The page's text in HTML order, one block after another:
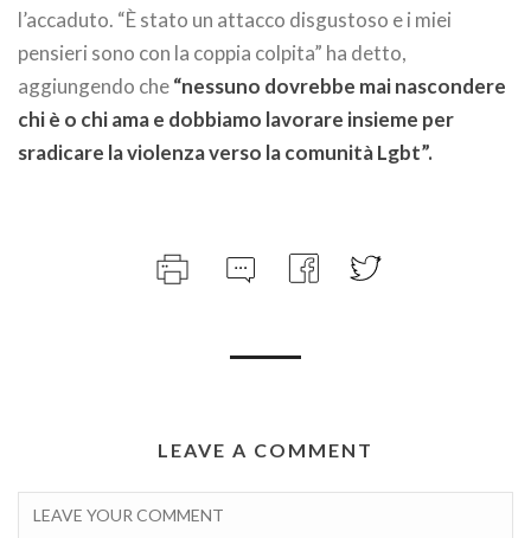
l’accaduto. “È stato un attacco disgustoso e i miei
pensieri sono con la coppia colpita” ha detto,
aggiungendo che“nessuno dovrebbe mai nascondere
chi è o chi ama e dobbiamo lavorare insieme per
sradicare la violenza verso la comunità Lgbt”.
LEAVE A COMMENT